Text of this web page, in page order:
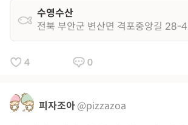
수영수산
전북 부안군 변산면 격포중앙길 28-4
4 0
피자조아@pizzazoa